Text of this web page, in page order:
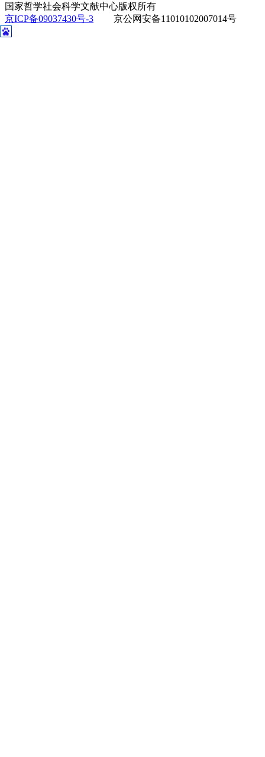
国家哲学社会科学文献中心版权所有
京ICP备09037430号-3
京公网安备11010102007014号